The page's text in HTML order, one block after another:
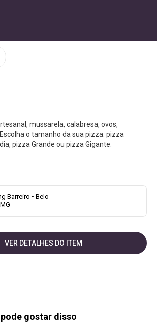
mussarela, calabresa, ovos,
o tamanho da sua pizza: pizza
pizza Grande ou pizza Gigante.
Barreiro • Belo
VER DETALHES DO ITEM
gostar disso